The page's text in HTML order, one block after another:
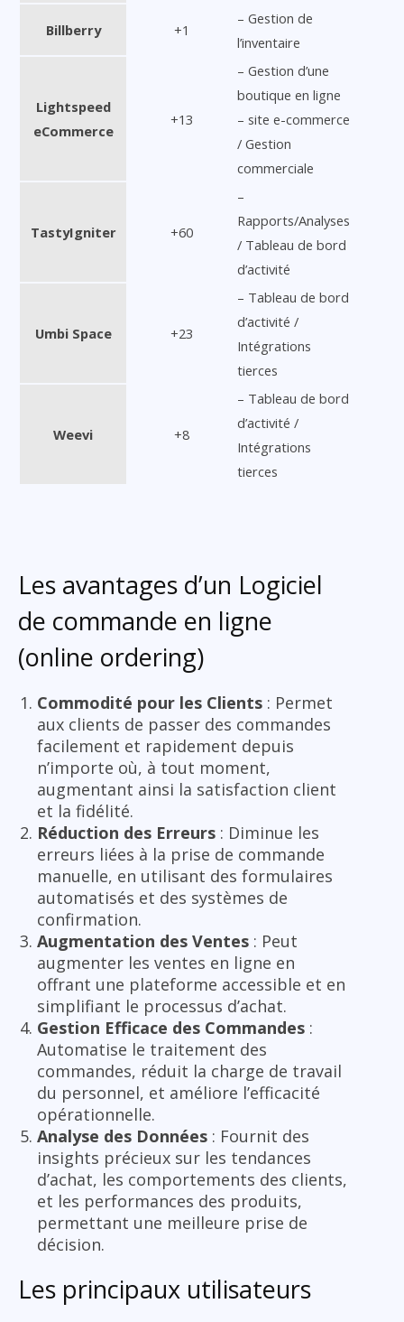
Billberry +1
– Gestion de
l’inventaire
Lightspeed
eCommerce
+13
– Gestion d’une
boutique en ligne
– site e-commerce
/ Gestion
commerciale
TastyIgniter +60
–
Rapports/Analyses
/ Tableau de bord
d’activité
Umbi Space +23
– Tableau de bord
d’activité /
Intégrations
tierces
Weevi +8
– Tableau de bord
d’activité /
Intégrations
tierces
Les avantages d’un Logiciel
de commande en ligne
(online ordering)
Commodité pour les Clients : Permet
aux clients de passer des commandes
facilement et rapidement depuis
n’importe où, à tout moment,
augmentant ainsi la satisfaction client
et la fidélité.
Réduction des Erreurs : Diminue les
erreurs liées à la prise de commande
manuelle, en utilisant des formulaires
automatisés et des systèmes de
confirmation.
Augmentation des Ventes : Peut
augmenter les ventes en ligne en
offrant une plateforme accessible et en
simplifiant le processus d’achat.
Gestion Efficace des Commandes :
Automatise le traitement des
commandes, réduit la charge de travail
du personnel, et améliore l’efficacité
opérationnelle.
Analyse des Données : Fournit des
insights précieux sur les tendances
d’achat, les comportements des clients,
et les performances des produits,
permettant une meilleure prise de
décision.
Les principaux utilisateurs